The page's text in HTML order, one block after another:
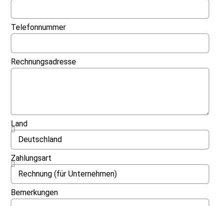
Telefonnummer
Rechnungsadresse
Land
Zahlungsart
Bemerkungen